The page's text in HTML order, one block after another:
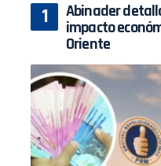
Abinader
impacto
Oriente